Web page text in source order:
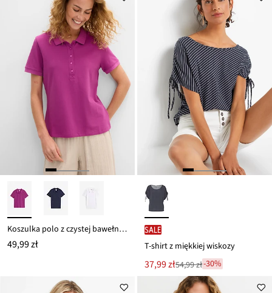
Koszulka polo z czystej bawełny organicznej piqué
49,99 zł
SALE
T-shirt z miękkiej wiskozy
Nowa
cena
37,99 zł
Przeceniono
54,99 zł-30%